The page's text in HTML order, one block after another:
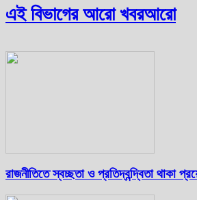
এই বিভাগের আরো খবরআরো
রাজনীতিতে স্বচ্ছতা ও প্রতিদ্বন্দ্বিতা থাকা